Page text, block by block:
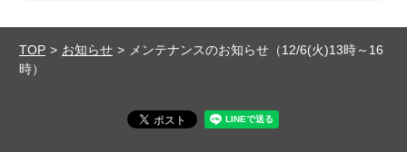
TOP お知らせ
メンテナンスのお知らせ（12/6(火)13時～16
時）